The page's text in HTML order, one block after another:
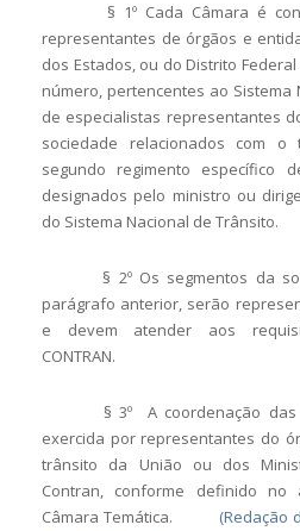
§ 1º Cada Câmara é
representantes de órgãos e
dos Estados, ou do Distrito
número, pertencentes ao Sistema
de especialistas representantes
sociedade relacionados com o
segundo regimento específico
designados pelo ministro ou
do Sistema Nacional de Trânsito.
§ 2º Os segmentos da
parágrafo anterior, serão
e devem atender aos
CONTRAN.
§ 3º A coordenação
exercida por representantes do
trânsito da União ou dos
Contran, conforme definido
Câmara Temática.
(Redação